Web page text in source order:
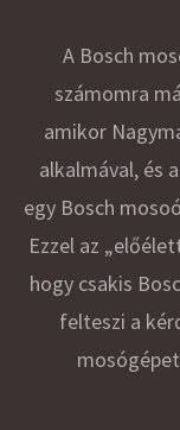
A Bosch
számomra
amikor
alkalmával, és
egy Bosch
Ezzel az
hogy csakis
felteszi a